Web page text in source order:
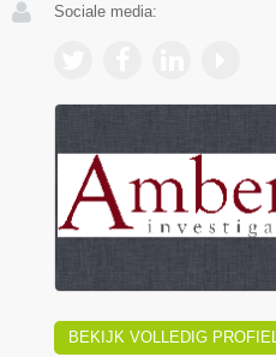
Sociale media:
BEKIJK VOLLEDIG PROFIEL